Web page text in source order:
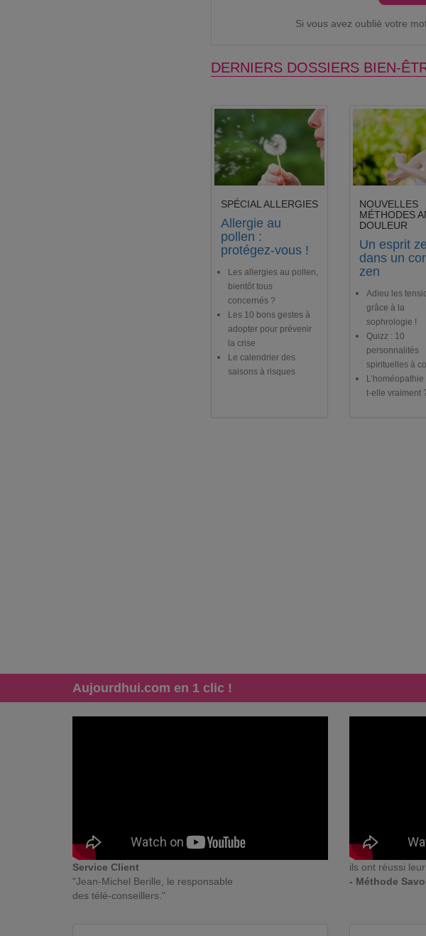
Si vous avez oublié votre
DERNIERS DOSSIERS BIEN-
SPÉCIAL ALLERGIES
Allergie au
pollen :
protégez-vous !
Les allergies au pollen,
bientôt tous
concernés ?
Les 10 bons gestes à
adopter pour prévenir
la crise
Le calendrier des
saisons à risques
NOUVELLES
MÉTHODES
DOULEUR
Un esprit
dans un
zen
Adieu les
grâce à la
sophrologie !
Quizz : 10
personnalités
spirituelles à
t-elle vraiment
Aujourdhui.com en 1 clic !
Service Client
"Jean-Michel Berille, le responsable
des télé-conseillers."
ils ont réussi
- Méthode